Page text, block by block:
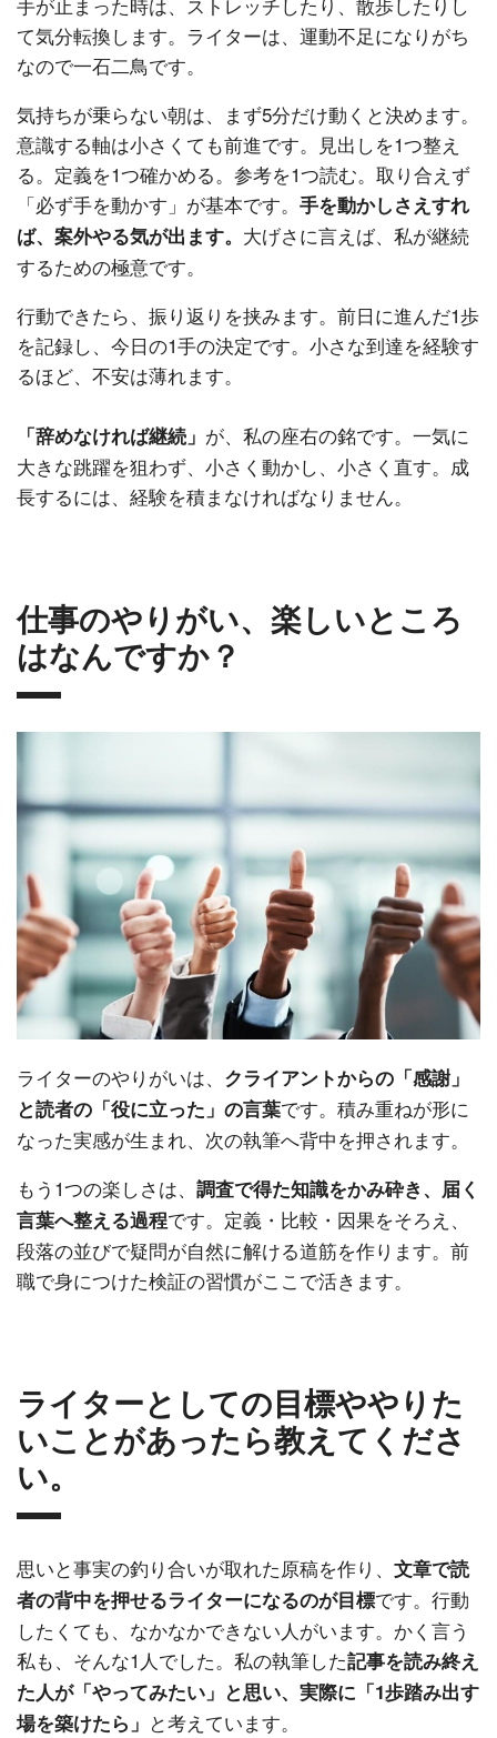
て気分転換します。ライターは、運動不足になりがち
なので一石二鳥です。
気持ちが乗らない朝は、まず5分だけ動くと決めます。
意識する軸は小さくても前進です。見出しを1つ整え
る。定義を1つ確かめる。参考を1つ読む。取り合えず
「必ず手を動かす」が基本です。 手を動かしさえすれ
ば、案外やる気が出ます。 大げさに言えば、私が継続
するための極意です。
行動できたら、振り返りを挟みます。前日に進んだ1歩
を記録し、今日の1手の決定です。小さな到達を経験す
るほど、不安は薄れます。
「辞めなければ継続」 が、私の座右の銘です。一気に
大きな跳躍を狙わず、小さく動かし、小さく直す。成
長するには、経験を積まなければなりません。
仕事のやりがい、楽しいところ
はなんですか？
ライターのやりがいは、 クライアントからの「感謝」
と読者の「役に立った」の言葉です。積み重ねが形に
なった実感が生まれ、次の執筆へ背中を押されます。
もう1つの楽しさは、 調査で得た知識をかみ砕き、届く
言葉へ整える過程です。定義・比較・因果をそろえ、
段落の並びで疑問が自然に解ける道筋を作ります。前
職で身につけた検証の習慣がここで活きます。
ライターとしての目標ややりた
いことがあったら教えてくださ
い。
思いと事実の釣り合いが取れた原稿を作り、 文章で読
者の背中を押せるライターになるのが目標です。行動
したくても、なかなかできない人がいます。かく言う
私も、そんな1人でした。私の執筆した記事を読み終え
た人が「やってみたい」と思い、実際に「1歩踏み出す
場を築けたら」 と考えています。